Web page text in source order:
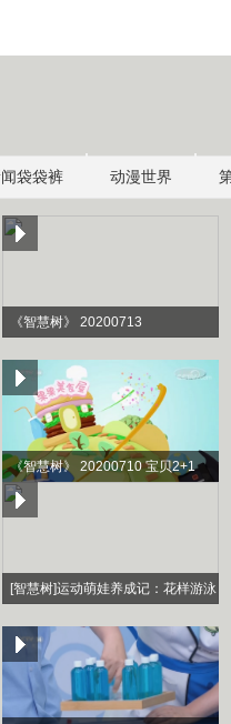
袋袋裤 动漫世界
《智慧树》 20200713
《智慧树》 20200710 宝贝2+1
[智慧树]运动萌娃养成记：花样游泳